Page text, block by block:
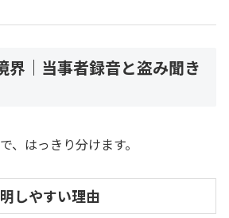
界｜当事者録音と盗み聞き
、はっきり分けます。
しやすい理由